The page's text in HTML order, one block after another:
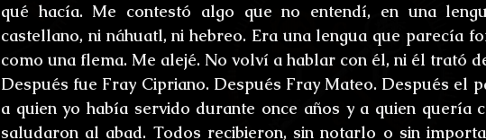
qué hacía. Me contestó algo que no entendí, en una
castellano, ni náhuatl, ni hebreo. Era una lengua que parecía
como una flema. Me alejé. No volví a hablar con él, ni él trató
Después fue Fray Cipriano. Después Fray Mateo. Después el
a quien yo había servido durante once años y a quien quería
saludaron al abad. Todos recibieron, sin notarlo o sin